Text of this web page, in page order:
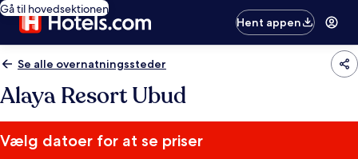
Gå til hovedsektionen
Hent appen
Se alle overnatningssteder
Alaya Resort Ubud
Vælg datoer for at se priser